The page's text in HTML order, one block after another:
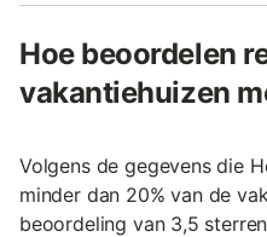
Hoe beoordelen
vakantiehuizen
Volgens de gegevens die
minder dan 20% van de
beoordeling van 3,5